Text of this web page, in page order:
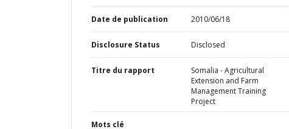
Date de publication 2010/06/18
Disclosure Status Disclosed
Titre du rapport
Somalia - Agricultural
Extension and Farm
Management Training
Project
Mots clé